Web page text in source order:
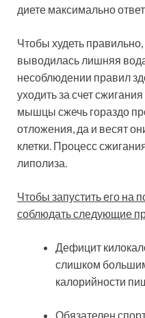
диете максимально
Чтобы худеть
выводилась лишняя
несоблюдении правил
уходить за счет
мышцы сжечь гораздо
отложения, да и весят
клетки. Процесс
липолиза.
Чтобы запустить его на
соблюдать следующие
Дефицит
слишком
калорийности
Обязателен